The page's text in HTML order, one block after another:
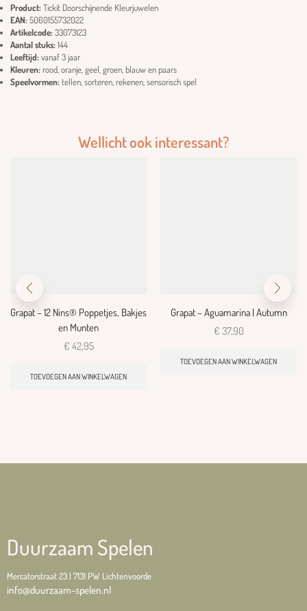
Product:Tickit Doorschijnende Kleurjuwelen
EAN:5060155732022
Artikelcode:33073123
Aantal stuks:144
Leeftijd:vanaf 3 jaar
Kleuren:rood, oranje, geel, groen, blauw en paars
Speelvormen:tellen, sorteren, rekenen, sensorisch spel
Wellicht ook interessant?
Grapat – 12 Nins® Poppetjes, Bakjes
en Munten
€ 42,95
TOEVOEGEN AAN WINKELWAGEN
Grapat – Aguamarina | Autumn
€ 37,90
TOEVOEGEN AAN WINKELWAGEN
Duurzaam Spelen
Mercatorstraat 23 | 7131 PW Lichtenvoorde
info@duurzaam-spelen.nl